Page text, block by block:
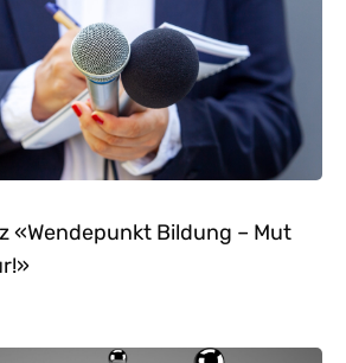
«Wendepunkt Bildung – Mut